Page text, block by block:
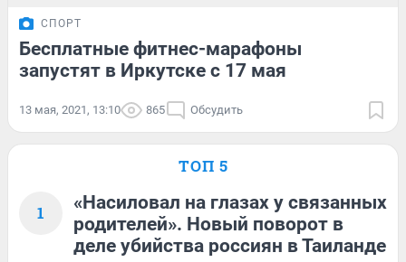
СПОРТ
Бесплатные фитнес-марафоны
запустят в Иркутске с 17 мая
13 мая, 2021, 13:10 865 Обсудить
ТОП 5
1
«Насиловал на глазах у связанных
родителей». Новый поворот в
деле убийства россиян в Таиланде